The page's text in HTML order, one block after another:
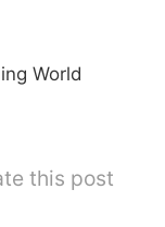
World
this post